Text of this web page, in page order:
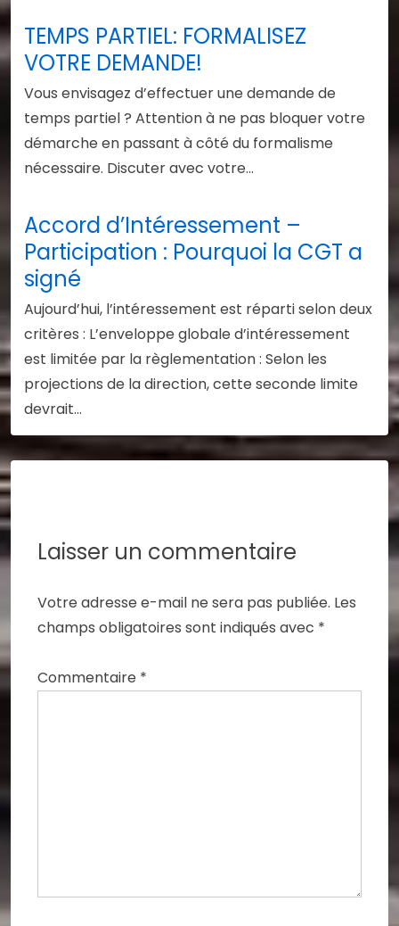
TEMPS PARTIEL: FORMALISEZ
VOTRE DEMANDE!
Vous envisagez d’effectuer une demande de
temps partiel ? Attention à ne pas bloquer votre
démarche en passant à côté du formalisme
nécessaire. Discuter avec votre…
Accord d’Intéressement –
Participation : Pourquoi la CGT a
signé
Aujourd’hui, l’intéressement est réparti selon deux
critères : L’enveloppe globale d’intéressement
est limitée par la règlementation : Selon les
projections de la direction, cette seconde limite
devrait…
Laisser un commentaire
Votre adresse e-mail ne sera pas publiée. Les
champs obligatoires sont indiqués avec *
Commentaire *